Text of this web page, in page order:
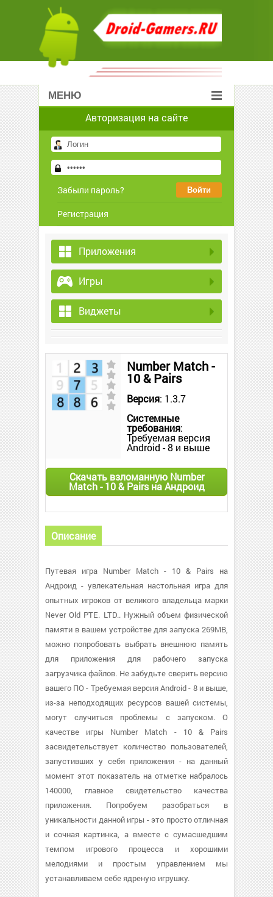
МЕНЮ
Авторизация на сайте
Забыли пароль?
Регистрация
Приложения
Игры
Виджеты
Number Match -
10 & Pairs
Версия: 1.3.7
Системные
требования:
Требуемая версия
Android - 8 и выше
Скачать взломанную Number
Match - 10 & Pairs на Андроид
Описание
Путевая игра Number Match - 10 & Pairs на
Андроид - увлекательная настольная игра для
опытных игроков от великого владельца марки
Never Old PTE. LTD.. Нужный объем физической
памяти в вашем устройстве для запуска 269MB,
можно попробовать выбрать внешнюю память
для приложения для рабочего запуска
загрузчика файлов. Не забудьте сверить версию
вашего ПО - Требуемая версия Android - 8 и выше,
из-за неподходящих ресурсов вашей системы,
могут случиться проблемы с запуском. О
качестве игры Number Match - 10 & Pairs
засвидетельствует количество пользователей,
запустивших у себя приложения - на данный
момент этот показатель на отметке набралось
140000, главное свидетельство качества
приложения. Попробуем разобраться в
уникальности данной игры - это просто отличная
и сочная картинка, а вместе с сумасшедшим
темпом игрового процесса и хорошими
мелодиями и простым управлением мы
устанавливаем себе ядреную игрушку.